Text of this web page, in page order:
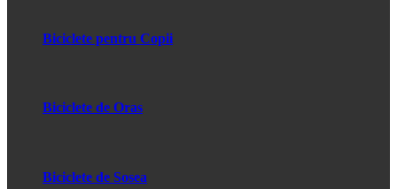
Biciclete pentru Copii
Biciclete de Oras
Biciclete de Sosea